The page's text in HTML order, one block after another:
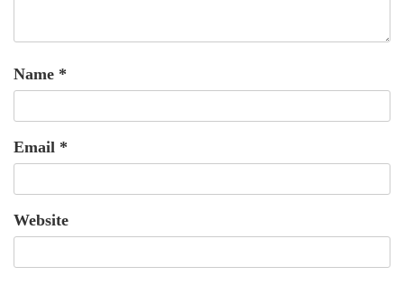
Name *
Email *
Website